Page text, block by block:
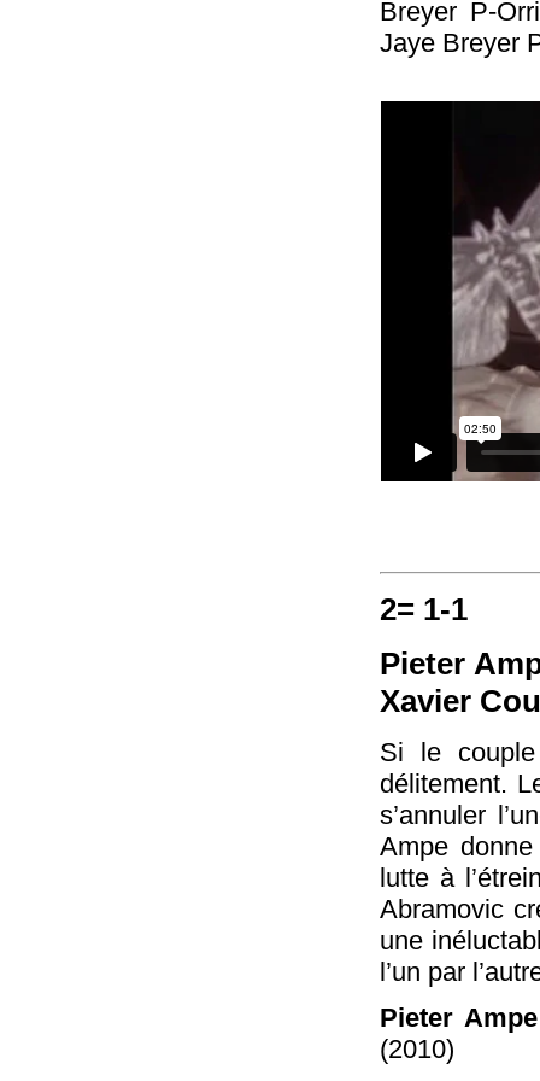
Breyer P-
Jaye Breyer
2= 1-1
Pieter
Xavier
Si le
délitement.
s’annuler
Ampe
lutte à
Abramovic
une
l’un par
Pieter
(2010)